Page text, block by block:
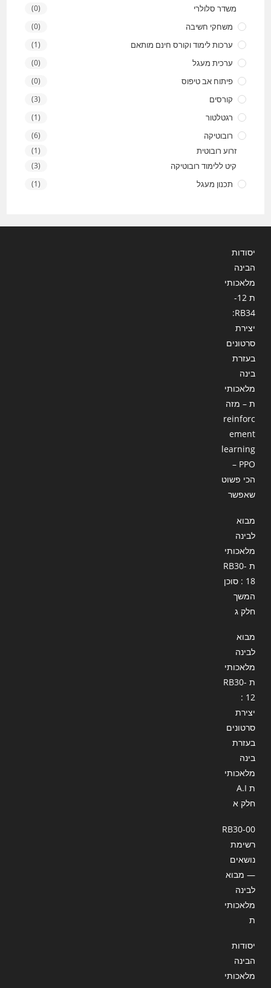
משדר סלולרי (0)
משחקי חשיבה (0)
ערכות לימוד וקורס חינם מותאם (1)
ערכית מעגל (0)
פיתוח אב טיפוס (0)
קורסים (3)
רגטלטור (1)
רובוטיקה (6)
זרוע רובוטית (1)
קיט ללימוד רובוטיקה (3)
תכנון מעגל (1)
יסודות
הבינה
מלאכותי
ת 12-
RB34:
יצירת
סרטונים
בעזרת
בינה
מלאכותי
ת – מזה
reinforc
ement
learning
– PPO
הכי פשוט
שאפשר
מבוא
לבינה
מלאכותי
ת RB30-
18 : סוכן
המשך
חלק ג
מבוא
לבינה
מלאכותי
ת RB30-
12 :
יצירת
סרטונים
בעזרת
בינה
מלאכותי
ת A.I
חלק א
RB30-00
רשימת
נושאים
— מבוא
לבינה
מלאכותי
ת
יסודות
הבינה
מלאכותי